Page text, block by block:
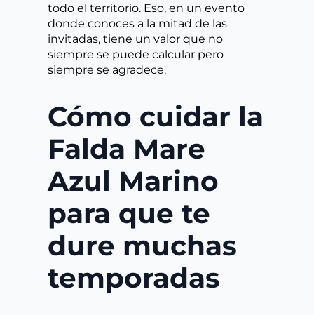
todo el territorio. Eso, en un evento
donde conoces a la mitad de las
invitadas, tiene un valor que no
siempre se puede calcular pero
siempre se agradece.
Cómo cuidar la
Falda Mare
Azul Marino
para que te
dure muchas
temporadas